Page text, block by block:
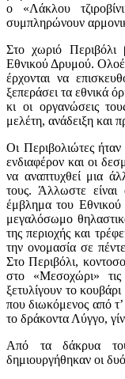
ο «Λάκλου
συμπληρώνουν
Στο χωριό Περιβόλι
Εθνικού Δρυμού.
έρχονται να
ξεπεράσει τα εθνικά
κι οι οργανώσεις
μελέτη, ανάδειξη και
Οι Περιβολιώτες
ενδιαφέρον και οι
να αναπτυχθεί μια
τους. Άλλωστε
έμβλημα του
μεγαλόσωμο
της περιοχής και
την ονομασία σε
Στο Περιβόλι,
στο «Μεσοχώρι»
ξετυλίγουν το
που διωκόμενος από
το δράκοντα Λύγγο,
Από τα δάκρυα
δημιουργήθηκαν οι